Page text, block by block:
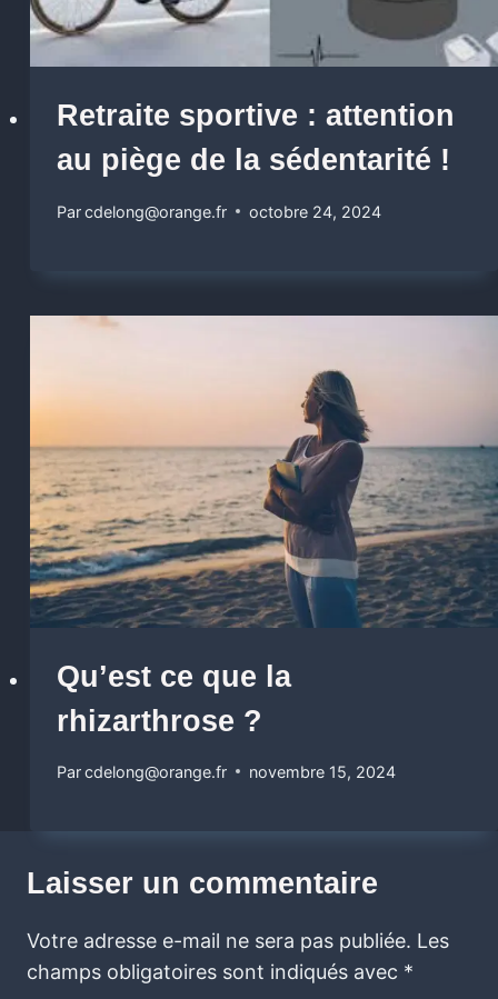
Retraite sportive : attention
au piège de la sédentarité !
Parcdelong@orange.fr octobre 24, 2024
Qu’est ce que la
rhizarthrose ?
Parcdelong@orange.fr novembre 15, 2024
Laisser un commentaire
Votre adresse e-mail ne sera pas publiée. Les
champs obligatoires sont indiqués avec *